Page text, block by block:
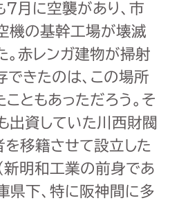
7月に空襲があり、市
機の基幹工場が壊滅
。赤レンガ建物が掃射
できたのは、この場所
ともあっただろう。そ
出資していた川西財閥
を移籍させて設立した
新明和工業の前身であ
県下、特に阪神間に多